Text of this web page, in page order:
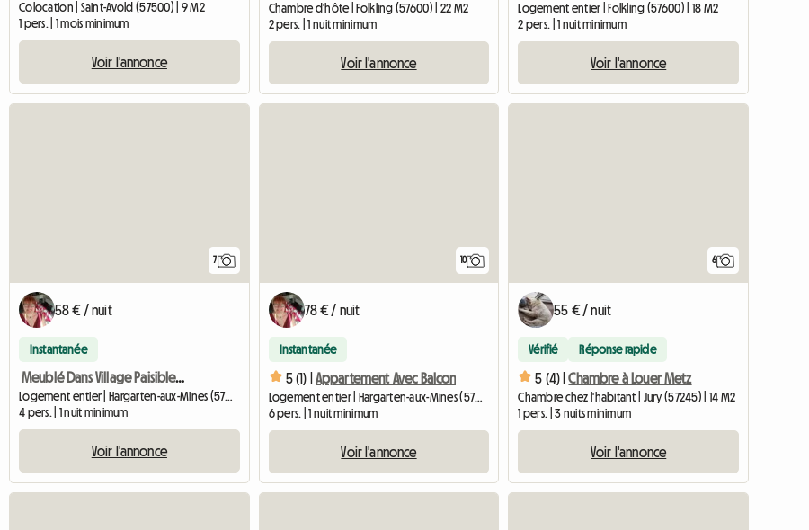
Colocation | Saint-Avold (57500) | 9 M2
1 pers. | 1 mois minimum
Voir l'annonce
Chambre d'hôte | Folkling (57600) | 22 M2
2 pers. | 1 nuit minimum
Voir l'annonce
Logement entier | Folkling (57600) | 18 M2
2 pers. | 1 nuit minimum
Voir l'annonce
7
58 € / nuit
Instantanée
Meublé Dans Village Paisible Non Loin Des 3 Frontières ALLEM
Logement entier | Hargarten-aux-Mines (57550) | 70 M2
4 pers. | 1 nuit minimum
Voir l'annonce
10
78 € / nuit
Instantanée
5 (1) | Appartement Avec Balcon
Logement entier | Hargarten-aux-Mines (57550) | 78 M2
6 pers. | 1 nuit minimum
Voir l'annonce
6
55 € / nuit
Vérifié Réponse rapide
5 (4) | Chambre à Louer Metz
Chambre chez l'habitant | Jury (57245) | 14 M2
1 pers. | 3 nuits minimum
Voir l'annonce